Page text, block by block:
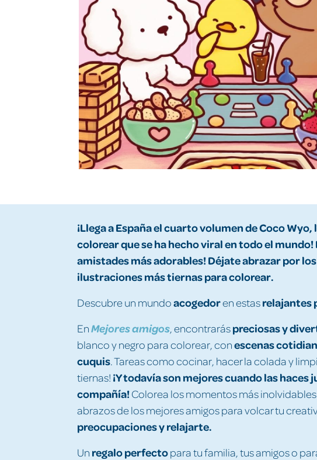
¡Llega a España el cuarto volumen de CocoWyo,
colorear que se ha hecho viral en todo el mundo!
amistades más adorables! Déjate abrazar por
ilustracionesmás tiernas para colorear.
Descubre un mundoacogedoren estasrelajantes
EnMejores amigos, encontraráspreciosas y
blanco y negro para colorear, conescenas
cuquis. Tareas como cocinar, hacer la colada y
tiernas! ¡Y todavía son mejores cuando las haces
compañía!Colorea los momentos más
abrazos de los mejores amigos para volcar tu
preocupaciones y relajarte.
Un regalo perfectopara tu familia, tus amigos o